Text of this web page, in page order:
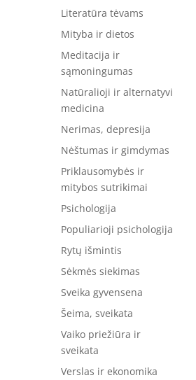
Literatūra tėvams
Mityba ir dietos
Meditacija ir
sąmoningumas
Natūralioji ir alternatyvi
medicina
Nerimas, depresija
Nėštumas ir gimdymas
Priklausomybės ir
mitybos sutrikimai
Psichologija
Populiarioji psichologija
Rytų išmintis
Sėkmės siekimas
Sveika gyvensena
Šeima, sveikata
Vaiko priežiūra ir
sveikata
Verslas ir ekonomika